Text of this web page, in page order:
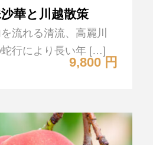
華と川越散策
9,800 円
流れる清流、高麗川
蛇行により長い年 […]